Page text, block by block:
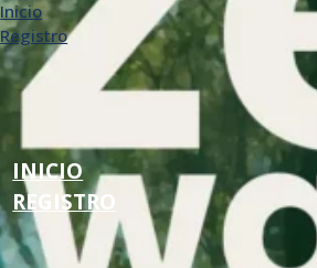
Inicio
Registro
INICIO
REGISTRO